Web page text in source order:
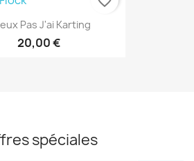
Pas J'ai Karting
20,00 €
spéciales